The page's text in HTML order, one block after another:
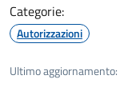
Categorie:
Autorizzazioni
Ultimo aggiornamento: